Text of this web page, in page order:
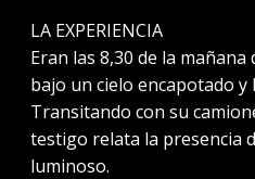
LA EXPERIENCIA
Eran las 8,30 de la mañana
bajo un cielo encapotado y
Transitando con su
testigo relata la presencia
luminoso.